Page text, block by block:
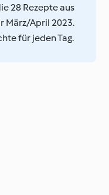
28 Rezepte aus
März/April 2023.
für jeden Tag.